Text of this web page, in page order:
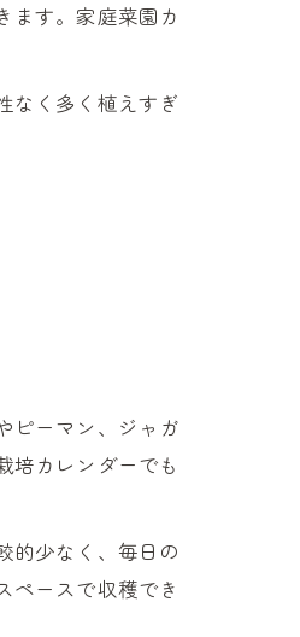
ます。家庭菜園カ
なく多く植えすぎ
ピーマン、ジャガ
培カレンダーでも
的少なく、毎日の
ペースで収穫でき